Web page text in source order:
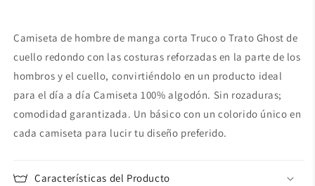
Camiseta de hombre de manga corta Truco o Trato Ghost de
cuello redondo con las costuras reforzadas en la parte de los
hombros y el cuello, convirtiéndolo en un producto ideal
para el día a día Camiseta 100% algodón. Sin rozaduras;
comodidad garantizada. Un básico con un colorido único en
cada camiseta para lucir tu diseño preferido.
Características del Producto